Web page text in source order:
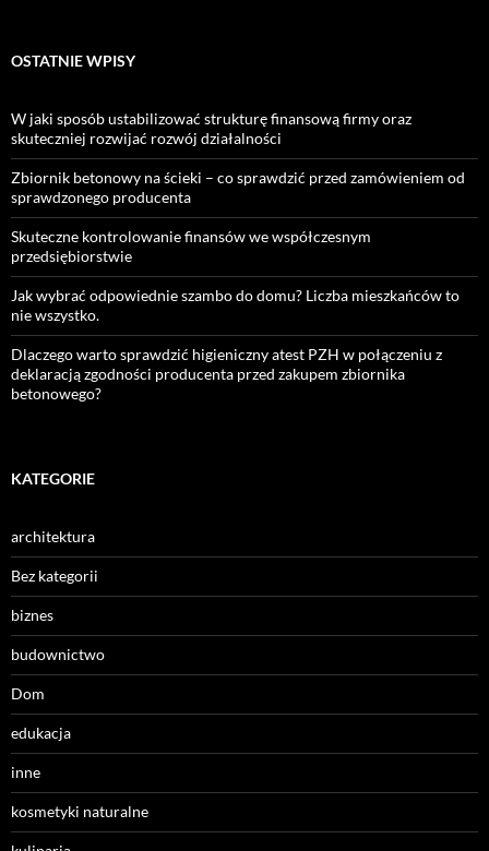
OSTATNIE WPISY
W jaki sposób ustabilizować strukturę finansową firmy oraz
skuteczniej rozwijać rozwój działalności
Zbiornik betonowy na ścieki – co sprawdzić przed zamówieniem od
sprawdzonego producenta
Skuteczne kontrolowanie finansów we współczesnym
przedsiębiorstwie
Jak wybrać odpowiednie szambo do domu? Liczba mieszkańców to
nie wszystko.
Dlaczego warto sprawdzić higieniczny atest PZH w połączeniu z
deklaracją zgodności producenta przed zakupem zbiornika
betonowego?
KATEGORIE
architektura
Bez kategorii
biznes
budownictwo
Dom
edukacja
inne
kosmetyki naturalne